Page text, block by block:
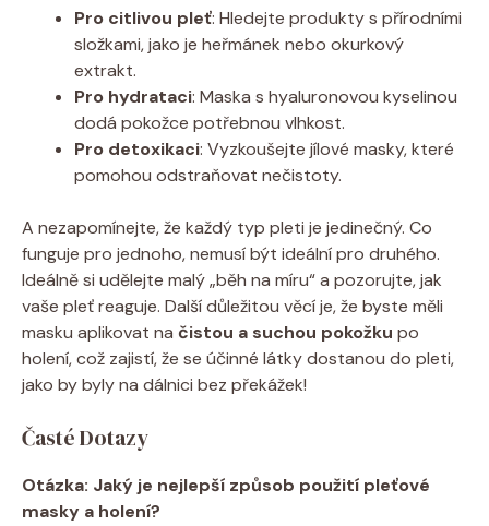
Pro citlivou pleť: Hledejte produkty s přírodními
složkami, jako je heřmánek nebo okurkový
extrakt.
Pro hydrataci: Maska s hyaluronovou kyselinou
dodá pokožce potřebnou vlhkost.
Pro detoxikaci: Vyzkoušejte jílové masky, které
pomohou odstraňovat nečistoty.
A nezapomínejte, že každý typ pleti je jedinečný. Co
funguje pro jednoho, nemusí být ideální pro druhého.
Ideálně si udělejte malý „běh na míru“ a pozorujte, jak
vaše pleť reaguje. Další důležitou věcí je, že byste měli
masku aplikovat na čistou a suchou pokožku po
holení, což zajistí, že se účinné látky dostanou do pleti,
jako by byly na dálnici bez překážek!
Časté Dotazy
Otázka: Jaký je nejlepší způsob použití pleťové
masky a holení?